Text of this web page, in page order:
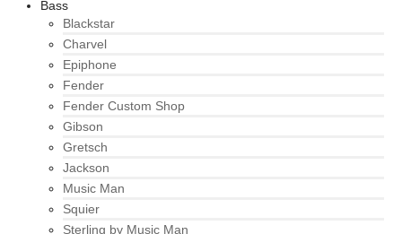
Bass
Blackstar
Charvel
Epiphone
Fender
Fender Custom Shop
Gibson
Gretsch
Jackson
Music Man
Squier
Sterling by Music Man